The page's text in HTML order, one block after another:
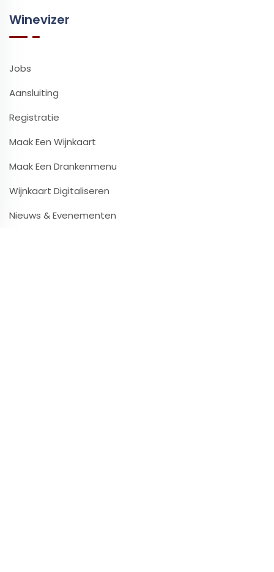
Winevizer
Jobs
Aansluiting
Registratie
Maak Een Wijnkaart
Maak Een Drankenmenu
Wijnkaart Digitaliseren
Nieuws & Evenementen